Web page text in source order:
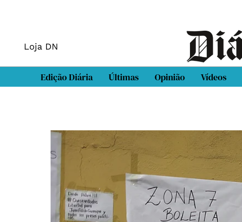
Loja DN
Edição Diária Últimas Opinião Vídeos